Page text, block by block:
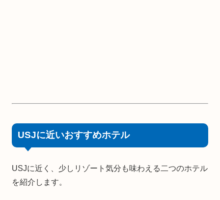
USJに近いおすすめホテル
USJに近く、少しリゾート気分も味わえる二つのホテル
を紹介します。